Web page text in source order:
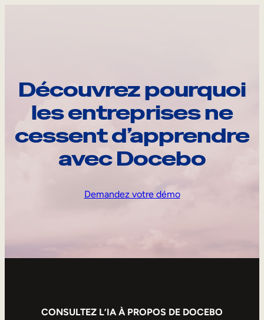
Découvrez pourquoi
les entreprises ne
cessent d’apprendre
avec Docebo
Demandez votre démo
CONSULTEZ L’IA À PROPOS DE DOCEBO